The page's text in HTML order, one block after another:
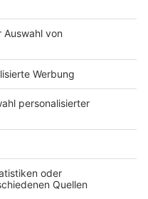
25